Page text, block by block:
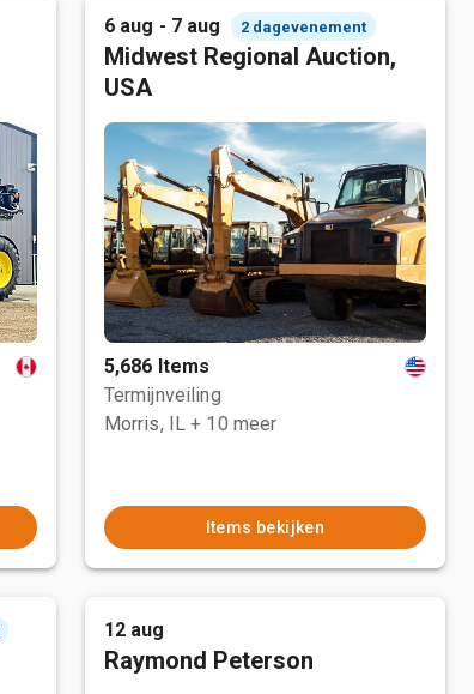
6 aug - 7 aug 2 dagevenement
Midwest Regional Auction,
USA
5,686 Items
Termijnveiling
Morris, IL + 10 meer
Items bekijken
12 aug
Raymond Peterson